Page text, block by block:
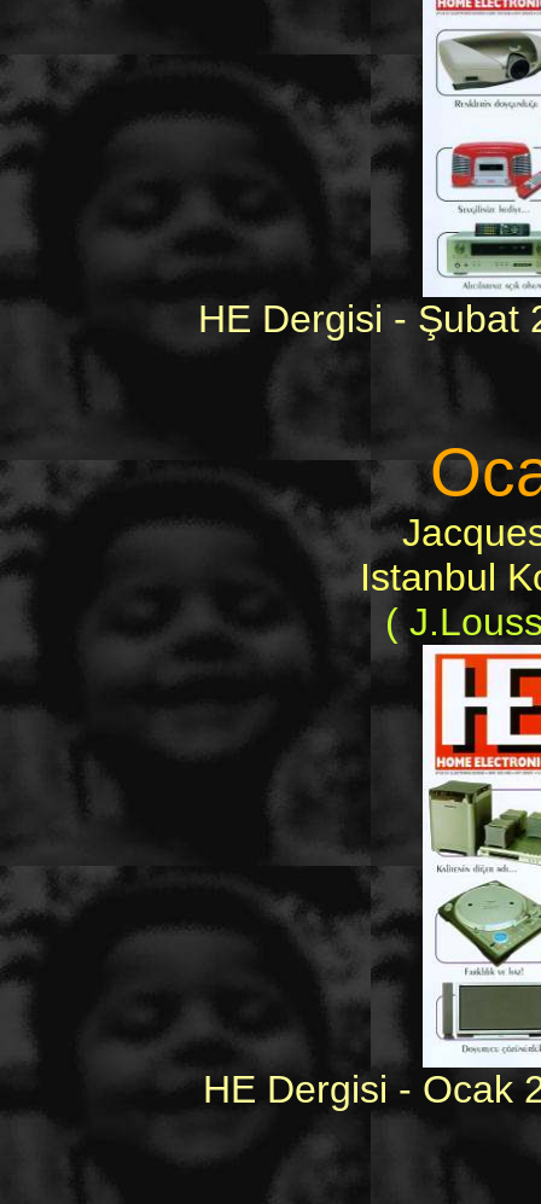
HE Dergisi - Şubat
Istanbul
(
HE Dergisi - Ocak